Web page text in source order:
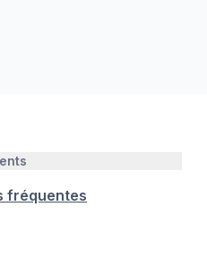
fréquentes